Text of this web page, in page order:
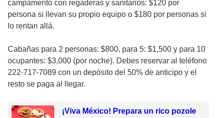
campamento con regaderas y sanitarios: $120 por
persona si llevan su propio equipo o $180 por personas si
lo rentan allá.
Cabañas para 2 personas: $800, para 5: $1,500 y para 10
ocupantes: $3,000 (por noche). Debes reservar al teléfono
222-717-7089 con un depósito del 50% de anticipo y el
resto se paga al llegar.
¡Viva México! Prepara un rico pozole